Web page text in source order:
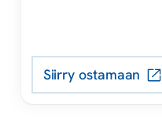
sovelletaan? Mitä uusia
oikeuksia asiakkaalla on?
Siirry ostamaan